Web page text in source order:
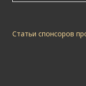
Статьи спонсоров